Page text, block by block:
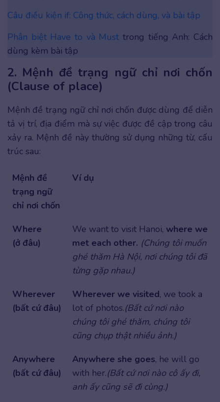
Câu điều kiện if: Công thức, cách dùng, và bài tập
Phân biệt Have to và Must trong tiếng Anh: Cách
dùng kèm bài tập
2. Mệnh đề trạng ngữ chỉ nơi chốn
(Clause of place)
Mệnh đề trạng ngữ chỉ nơi chốn được dùng để diễn
tả vị trí, địa điểm mà sự việc được đề cập trong câu
xảy ra. Mệnh đề này thường sử dụng những từ, cấu
trúc sau:
Mệnh đề
trạng ngữ
chỉ nơi chốn
Ví dụ
Where
(ở đâu)
We want to visit Hanoi, where we
met each other. (Chúng tôi muốn
ghé thăm Hà Nội, nơi chúng tôi đã
từng gặp nhau.)
Wherever
(bất cứ đâu)
Wherever we visited, we took a
lot of photos.(Bất cứ nơi nào
chúng tôi ghé thăm, chúng tôi
cũng chụp thật nhiều ảnh.)
Anywhere
(bất cứ đâu)
Anywhere she goes, he will go
with her.(Bất cứ nơi nào cô ấy đi,
anh ấy cũng sẽ đi cùng.)